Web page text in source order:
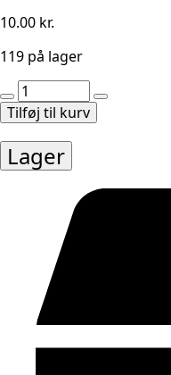
10.00 kr.
119 på lager
Øreclips,
messing
10mm
plade
l.fj
Tilføj til kurv
Lager